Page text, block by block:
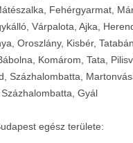
Fehérgyarmat,
Várpalota, Ajka,
Oroszlány, Kisbér,
Komárom, Tata,
Százhalombatta,
Százhalombatta, Gyál
egész területe: